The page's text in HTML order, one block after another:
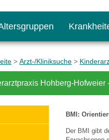
Das erste Jahr
Baby: U1 bis
Impfkalender
Notdienste
BMI-Rechner
> Arzt-/Kliniksuche >
Hohberg-Hofweier
BMI:
Der BMI gibt